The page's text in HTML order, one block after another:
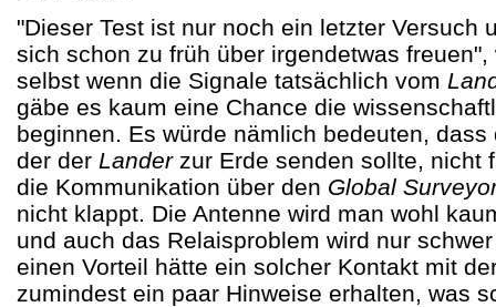
"Dieser Test ist nur noch ein letzter Versuch
sich schon zu früh über irgendetwas
selbst wenn die Signale tatsächlich vom
gäbe es kaum eine Chance die
beginnen. Es würde nämlich bedeuten,
der der Landerzur Erde senden sollte, nicht
die Kommunikation über den Global
nicht klappt. Die Antenne wird man wohl
und auch das Relaisproblem wird nur
einen Vorteil hätte ein solcher Kontakt mit
zumindest ein paar Hinweise erhalten, was